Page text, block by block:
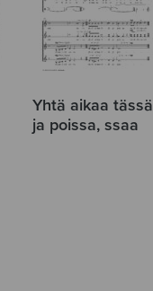
Yhtä aikaa tässä
ja poissa, ssaa